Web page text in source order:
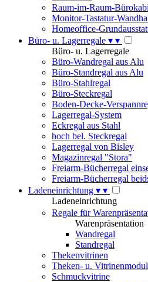
Raum-im-Raum-
Monitor-Tastatur-
Homeoffice-
Büro- u. Lagerregale ▾ ▾
Büro- u. Lagerregale
Büro-Wandregal aus Alu
Büro-Standregal aus Alu
Büro-Stahlregal
Büro-Steckregal
Boden-Decke-
Lagerregal-System
Eckregal aus Stahl
hoch bel. Steckregal
Lagerregal von Bisley
Magazinregal "Stora"
Freiarm-Bücherregal
Freiarm-Bücherregal
Ladeneinrichtung ▾ ▾
Ladeneinrichtung
Regale für
Warenpräsentation
Wandregal
Standregal
Thekenvitrinen
Theken- u.
Schmuckvitrine